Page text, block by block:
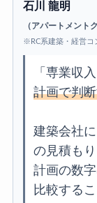
石川 龍明
（アパートメント
※RC系建築・経営コ
「専業収
計画で判
建築会社
の見積も
計画の数
比較する